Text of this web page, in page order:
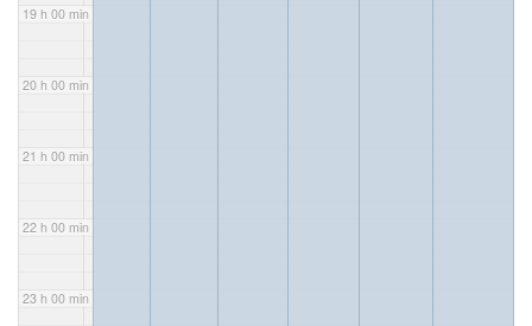
19 h 00 min
20 h 00 min
21 h 00 min
22 h 00 min
23 h 00 min